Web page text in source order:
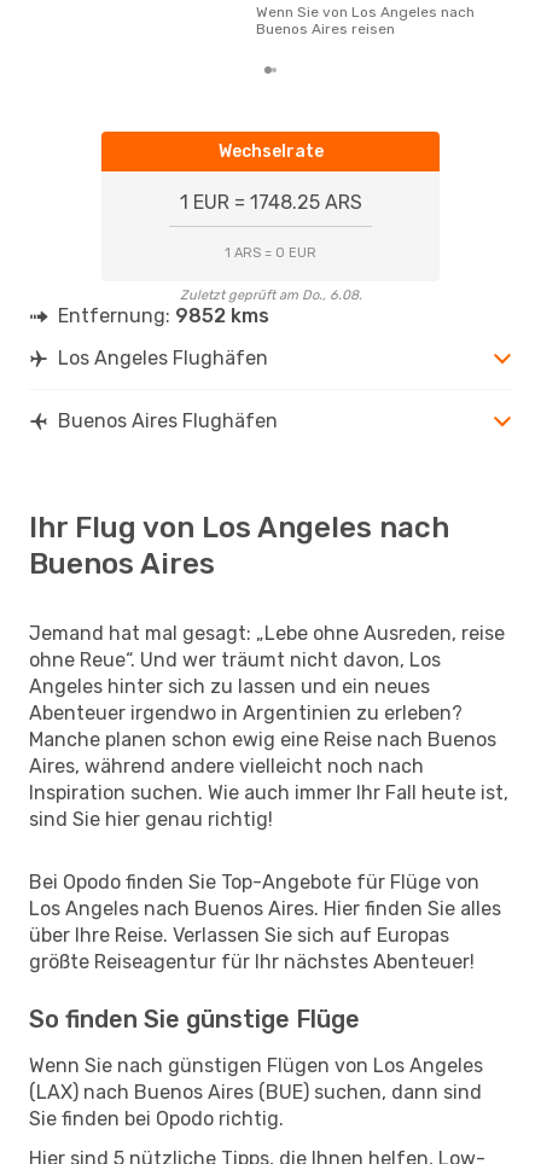
Wenn Sie von Los Angeles nach
Buenos Aires reisen
Wechselrate
1 EUR = 1748.25 ARS
1 ARS = 0 EUR
Zuletzt geprüft am Do., 6.08.
Entfernung: 9852 kms
Los Angeles Flughäfen
Buenos Aires Flughäfen
Ihr Flug von Los Angeles nach
Buenos Aires
Jemand hat mal gesagt: „Lebe ohne Ausreden, reise
ohne Reue“. Und wer träumt nicht davon, Los
Angeles hinter sich zu lassen und ein neues
Abenteuer irgendwo in Argentinien zu erleben?
Manche planen schon ewig eine Reise nach Buenos
Aires, während andere vielleicht noch nach
Inspiration suchen. Wie auch immer Ihr Fall heute ist,
sind Sie hier genau richtig!
Bei Opodo finden Sie Top-Angebote für Flüge von
Los Angeles nach Buenos Aires. Hier finden Sie alles
über Ihre Reise. Verlassen Sie sich auf Europas
größte Reiseagentur für Ihr nächstes Abenteuer!
So finden Sie günstige Flüge
Wenn Sie nach günstigen Flügen von Los Angeles
(LAX) nach Buenos Aires (BUE) suchen, dann sind
Sie finden bei Opodo richtig.
Hier sind 5 nützliche Tipps, die Ihnen helfen, Low-